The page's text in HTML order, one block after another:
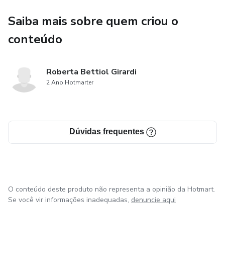
Saiba mais sobre quem criou o
conteúdo
Roberta Bettiol Girardi
2 Ano Hotmarter
Dúvidas frequentes
O conteúdo deste produto não representa a opinião da Hotmart.
Se você vir informações inadequadas, denuncie aqui